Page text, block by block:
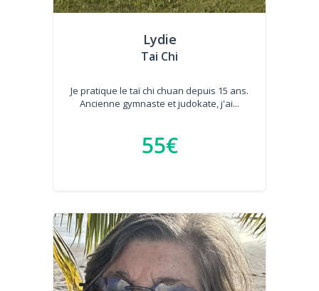
Lydie
Tai Chi
Je pratique le taï chi chuan depuis 15 ans.
Ancienne gymnaste et judokate, j'ai...
55€